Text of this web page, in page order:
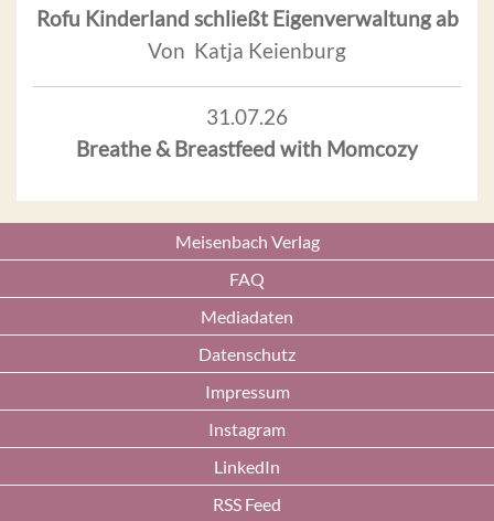
Rofu Kinderland schließt Eigenverwaltung ab
Von Katja Keienburg
31.07.26
Breathe & Breastfeed with Momcozy
Meisenbach Verlag
FAQ
Mediadaten
Datenschutz
Impressum
Instagram
LinkedIn
RSS Feed